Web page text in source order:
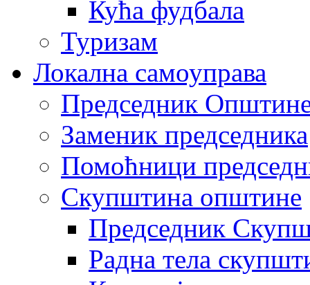
Кућа фудбала
Туризам
Локална самоуправа
Председник
Заменик председника
Помоћници
Скупштина општине
Председник
Радна тела